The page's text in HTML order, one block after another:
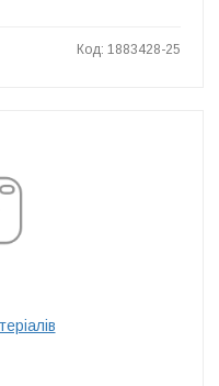
Код: 1883428-25